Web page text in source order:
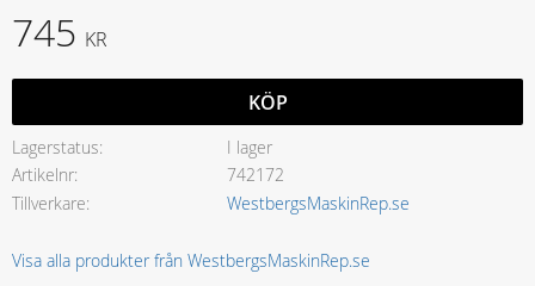
745 KR
KÖP
Lagerstatus
I lager
Artikelnr
742172
Tillverkare
WestbergsMaskinRep.se
Visa alla produkter från WestbergsMaskinRep.se